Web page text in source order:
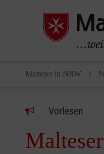
Malteser in NRW
Vorlesen